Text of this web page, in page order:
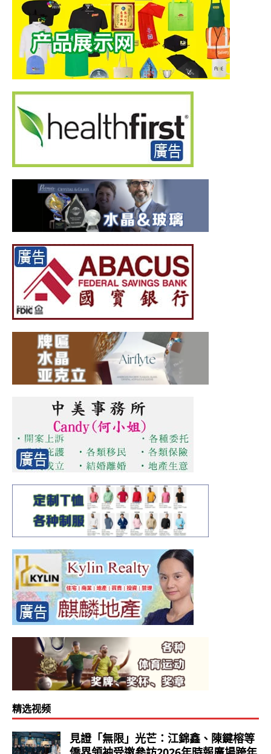
精选视频
見證「無限」光芒：江錦鑫、陳鍵榕等